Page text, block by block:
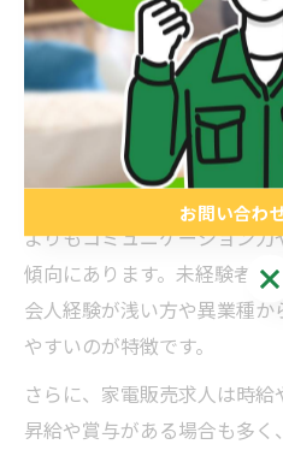
とです。大田区には地域密
民のニーズに応えながら丁
目立ちます。初めての方で
う、実務に即した研修制度が
また、家電販売の現場では「
「地域に貢献したい」とい
よりもコミュニケーション
傾向にあります。未経験者歓
会人経験が浅い方や異業種
やすいのが特徴です。
さらに、家電販売求人は時給
昇給や賞与がある場合も多
お問い合わ
お問い合わ